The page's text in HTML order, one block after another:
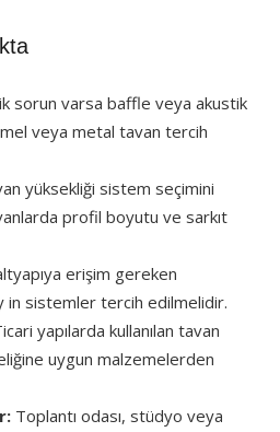
sorun varsa baffle veya akustik
veya metal tavan tercih
yüksekliği sistem seçimini
profil boyutu ve sarkıt
erişim gereken
in sistemler tercih edilmelidir.
yapılarda kullanılan tavan
uygun malzemelerden
Toplantı odası, stüdyo veya